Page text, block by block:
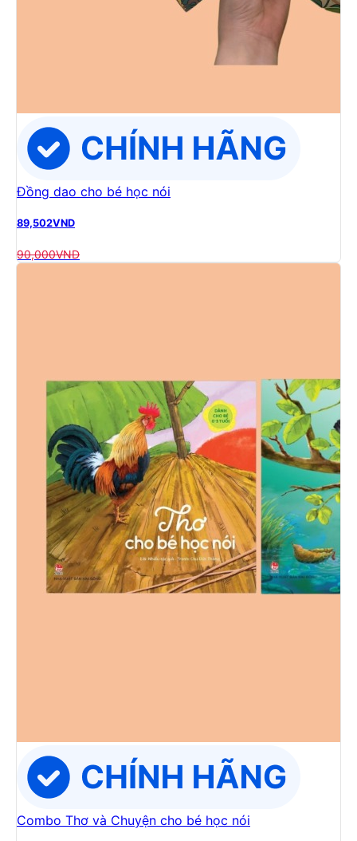
Đồng dao cho bé học nói
89,502VND
90,000VND
Combo Thơ và Chuyện cho bé học nói